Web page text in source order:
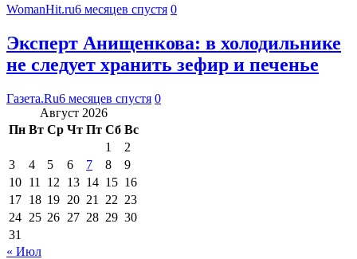
WomanHit.ru6 месяцев спустя 0
Эксперт Анищенкова: в холодильнике
не следует хранить зефир и печенье
Газета.Ru6 месяцев спустя 0
Август 2026
Пн Вт Ср Чт Пт Сб Вс
1
2
3
4 5 6 7 8
9
10 11 12 13 14 15 16
17 18 19 20 21 22 23
24 25 26 27 28 29 30
31
« Июл